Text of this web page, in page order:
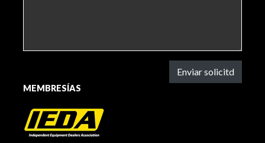
Enviar solicitd
MEMBRESÍAS